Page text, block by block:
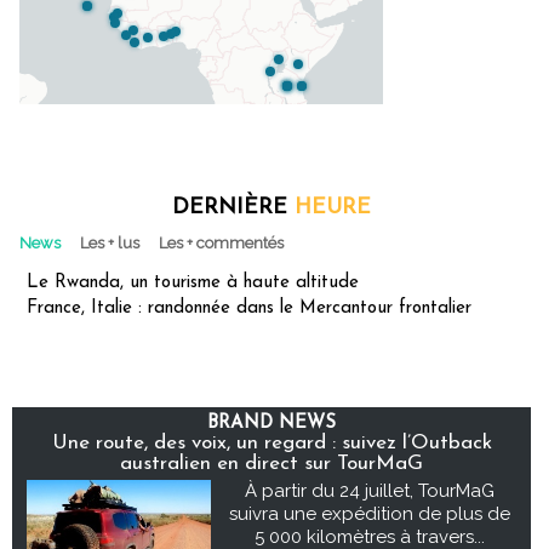
DERNIÈRE HEURE
News Les + lus Les + commentés
Le Rwanda, un tourisme à haute altitude
France, Italie : randonnée dans le Mercantour frontalier
BRAND NEWS
Une route, des voix, un regard : suivez l’Outback
australien en direct sur TourMaG
À partir du 24 juillet, TourMaG
suivra une expédition de plus de
5 000 kilomètres à travers...